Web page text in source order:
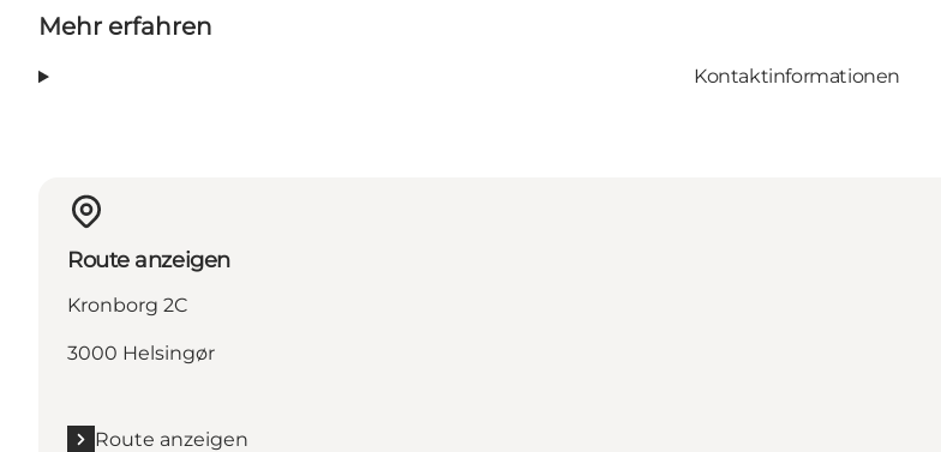
Mehr erfahren
Kontaktinformationen
Route anzeigen
Kronborg 2C
3000 Helsingør
Route anzeigen